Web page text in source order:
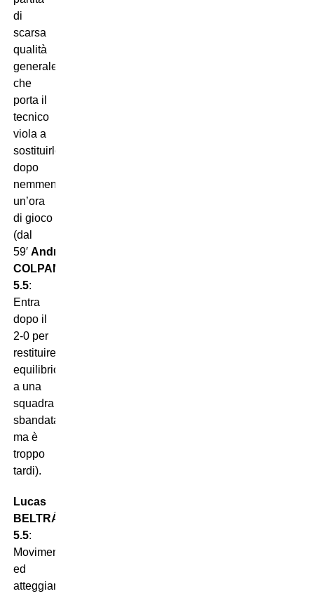
di
scarsa
qualità
generale
che
porta il
tecnico
viola a
sostituirlo
dopo
nemmeno
un’ora
di gioco
(dal
59′ Andrea
COLPANI
5.5:
Entra
dopo il
2-0 per
restituire
equilibrio
a una
squadra
sbandata,
ma è
troppo
tardi).
Lucas
BELTRÁN
5.5:
Movimento
ed
atteggiamento